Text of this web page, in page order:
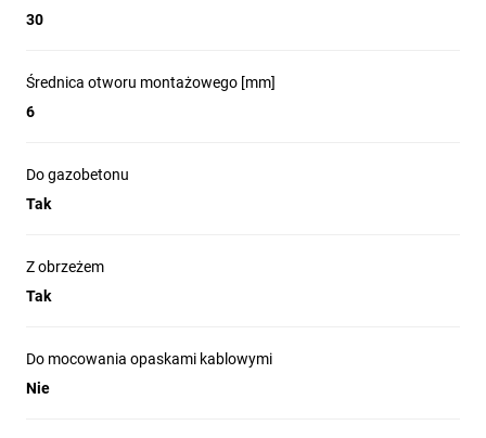
30
Średnica otworu montażowego [mm]
6
Do gazobetonu
Tak
Z obrzeżem
Tak
Do mocowania opaskami kablowymi
Nie